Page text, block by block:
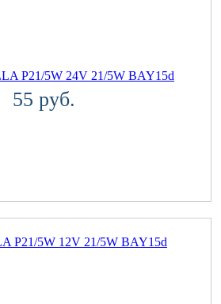
P21/5W 24V 21/5W BAY15d
55 руб.